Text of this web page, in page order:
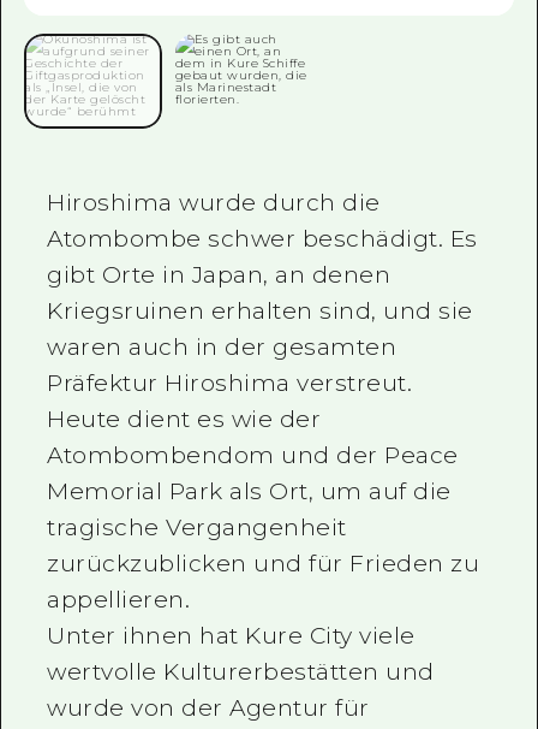
Ein freiwilliger Führer
Videos von Hiroshima
Transportinformationen bei
Hiroshima wurde durch die
Atombombe schwer beschädigt. Es
gibt Orte in Japan, an denen
Kriegsruinen erhalten sind, und sie
waren auch in der gesamten
Präfektur Hiroshima verstreut.
Heute dient es wie der
Atombombendom und der Peace
Memorial Park als Ort, um auf die
tragische Vergangenheit
zurückzublicken und für Frieden zu
appellieren.
Unter ihnen hat Kure City viele
wertvolle Kulturerbestätten und
wurde von der Agentur für